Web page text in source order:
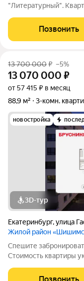
"Литературный".
Среди особенностей планировки
окнами на одну сторону,
Позвонить
13 700 000₽ –5%
13 070 000 ₽
от 57 415 ₽ в месяц
88,9 м²
3-комн.
новостройка
3D-тур
Екатеринбург,улица
Жилой район
Спешите
Стоимость квартиры
расскажем.